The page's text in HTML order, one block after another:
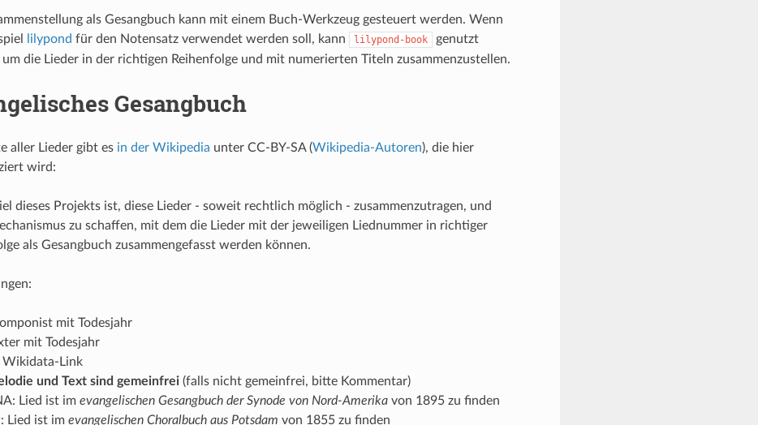
als Gesangbuch kann mit einem Buch-Werkzeug gesteuert werden. Wenn
lilypond für den Notensatz verwendet werden soll, kann lilypond-book
genutzt
die Lieder in der richtigen Reihenfolge und mit numerierten Titeln zusammenzustellen.
Gesangbuch
aller Lieder gibt es in der Wikipedia unter CC-BY-SA (Wikipedia-Autoren), die hier
wird:
dieses Projekts ist, diese Lieder - soweit rechtlich möglich - zusammenzutragen, und
zu schaffen, mit dem die Lieder mit der jeweiligen Liednummer in richtiger
als Gesangbuch zusammengefasst werden können.
mit Todesjahr
mit Todesjahr
Link
und Text sind gemeinfrei(falls nicht gemeinfrei, bitte Kommentar)
Lied ist im evangelischen Gesangbuch der Synode von Nord-Amerikavon 1895 zu finden
Lied ist im evangelischen Choralbuch aus Potsdam von 1855 zu finden